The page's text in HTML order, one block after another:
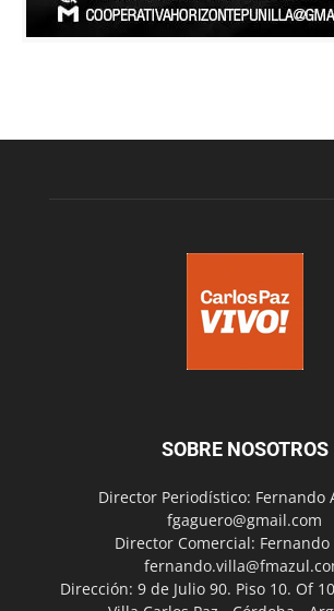
SOBRE NOSOTROS
Director Periodístico: Fernando
fgaguero@gmail.com
Director Comercial: Fernando
Dirección: 9 de Julio 90. Piso 10. Of